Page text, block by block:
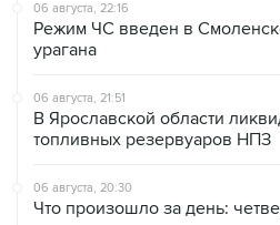
06 августа, 22:16
Режим ЧС введен в
урагана
06 августа, 21:51
В Ярославской области
топливных резервуаров НПЗ
06 августа, 20:30
Что произошло за день: